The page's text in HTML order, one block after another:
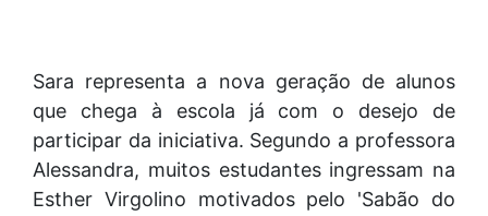
Sara representa a nova geração de alunos
que chega à escola já com o desejo de
participar da iniciativa. Segundo a professora
Alessandra, muitos estudantes ingressam na
Esther Virgolino motivados pelo 'Sabão do